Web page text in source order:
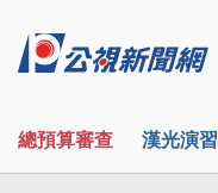
總預算審查 漢光演習